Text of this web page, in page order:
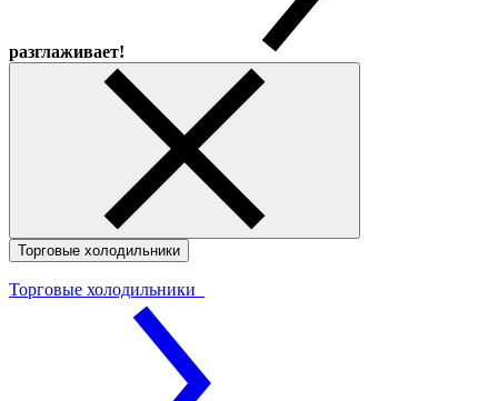
разглаживает!
Торговые холодильники
Торговые холодильники